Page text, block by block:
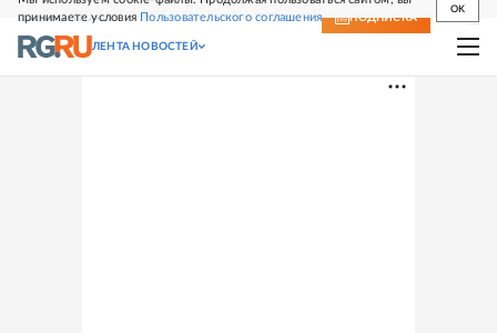
принимаете условия Пользовательского соглашения
OK
СВЕЖИЙ НОМЕР ПОДПИСКА
ЛЕНТА НОВОСТЕЙ